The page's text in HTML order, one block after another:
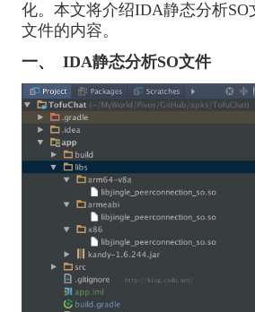
化。本文将介绍IDA静态分析SO
文件的内容。
一、 IDA静态分析SO文件